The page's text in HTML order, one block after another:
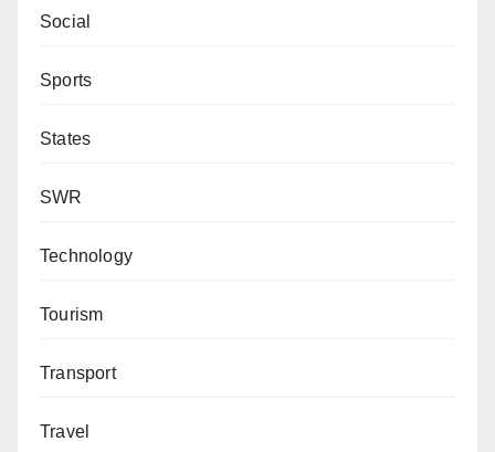
Social
Sports
States
SWR
Technology
Tourism
Transport
Travel